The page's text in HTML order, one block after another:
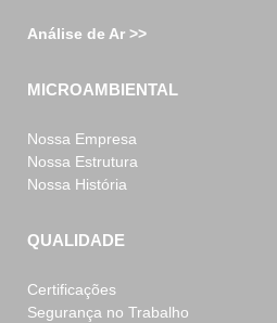
Análise de Ar >>
MICROAMBIENTAL
Nossa Empresa
Nossa Estrutura
Nossa História
QUALIDADE
Certificações
Segurança no Trabalho